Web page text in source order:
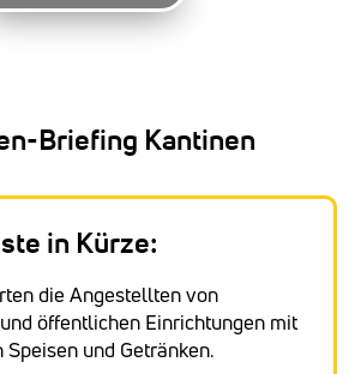
Briefing Kantinen
in Kürze:
die Angestellten von
öffentlichen Einrichtungen mit
und Getränken.